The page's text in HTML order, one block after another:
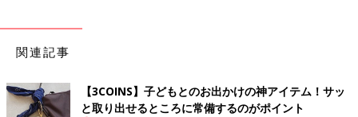
関連記事
【3COINS】子どもとのお出かけの神アイテム！サッ
と取り出せるところに常備するのがポイント